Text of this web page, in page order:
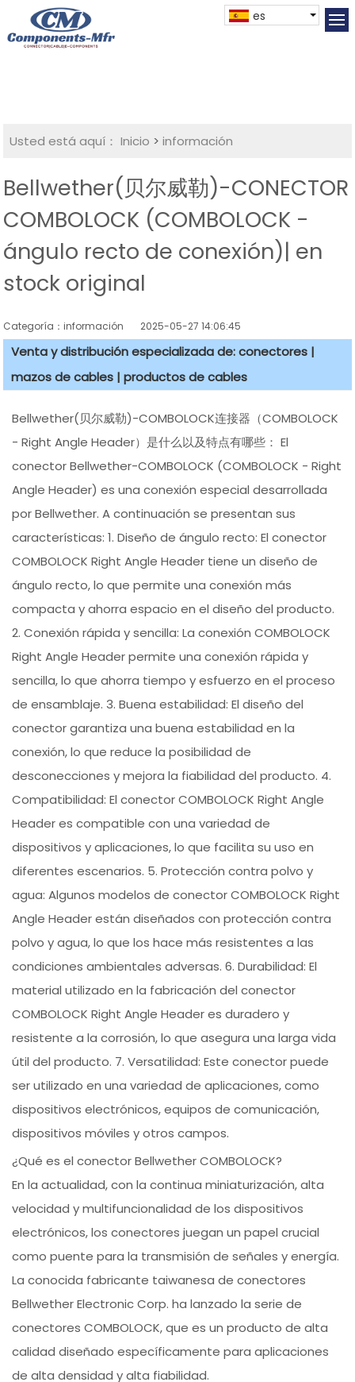
es
Usted está aquí： Inicio >información
Bellwether(贝尔威勒)-CONECTOR
COMBOLOCK (COMBOLOCK -
ángulo recto de conexión)| en
stock original
Categoría：información 2025-05-27 14:06:45
Venta y distribución especializada de: conectores |
mazos de cables | productos de cables
Bellwether(贝尔威勒)-COMBOLOCK连接器（COMBOLOCK
- Right Angle Header）是什么以及特点有哪些： El
conector Bellwether-COMBOLOCK (COMBOLOCK - Right
Angle Header) es una conexión especial desarrollada
por Bellwether. A continuación se presentan sus
características: 1. Diseño de ángulo recto: El conector
COMBOLOCK Right Angle Header tiene un diseño de
ángulo recto, lo que permite una conexión más
compacta y ahorra espacio en el diseño del producto.
2. Conexión rápida y sencilla: La conexión COMBOLOCK
Right Angle Header permite una conexión rápida y
sencilla, lo que ahorra tiempo y esfuerzo en el proceso
de ensamblaje. 3. Buena estabilidad: El diseño del
conector garantiza una buena estabilidad en la
conexión, lo que reduce la posibilidad de
desconecciones y mejora la fiabilidad del producto. 4.
Compatibilidad: El conector COMBOLOCK Right Angle
Header es compatible con una variedad de
dispositivos y aplicaciones, lo que facilita su uso en
diferentes escenarios. 5. Protección contra polvo y
agua: Algunos modelos de conector COMBOLOCK Right
Angle Header están diseñados con protección contra
polvo y agua, lo que los hace más resistentes a las
condiciones ambientales adversas. 6. Durabilidad: El
material utilizado en la fabricación del conector
COMBOLOCK Right Angle Header es duradero y
resistente a la corrosión, lo que asegura una larga vida
útil del producto. 7. Versatilidad: Este conector puede
ser utilizado en una variedad de aplicaciones, como
dispositivos electrónicos, equipos de comunicación,
dispositivos móviles y otros campos.
¿Qué es el conector Bellwether COMBOLOCK?
En la actualidad, con la continua miniaturización, alta
velocidad y multifuncionalidad de los dispositivos
electrónicos, los conectores juegan un papel crucial
como puente para la transmisión de señales y energía.
La conocida fabricante taiwanesa de conectores
Bellwether Electronic Corp. ha lanzado la serie de
conectores COMBOLOCK, que es un producto de alta
calidad diseñado específicamente para aplicaciones
de alta densidad y alta fiabilidad.